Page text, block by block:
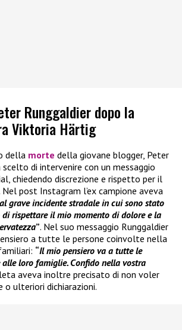
Runggaldier dopo la
Viktoria Härtig
della morte della giovane blogger, Peter
scelto di intervenire con un messaggio
chiedendo discrezione e rispetto per il
post Instagram l’ex campione aveva
grave incidente stradale in cui sono stato
rispettare il mio momento di dolore e la
”. Nel suo messaggio Runggaldier
a tutte le persone coinvolte nella
“Il mio pensiero va a tutte le
alle loro famiglie. Confido nella vostra
aveva inoltre precisato di non voler
o ulteriori dichiarazioni.